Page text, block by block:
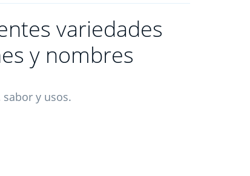
variedades
y nombres
y usos.